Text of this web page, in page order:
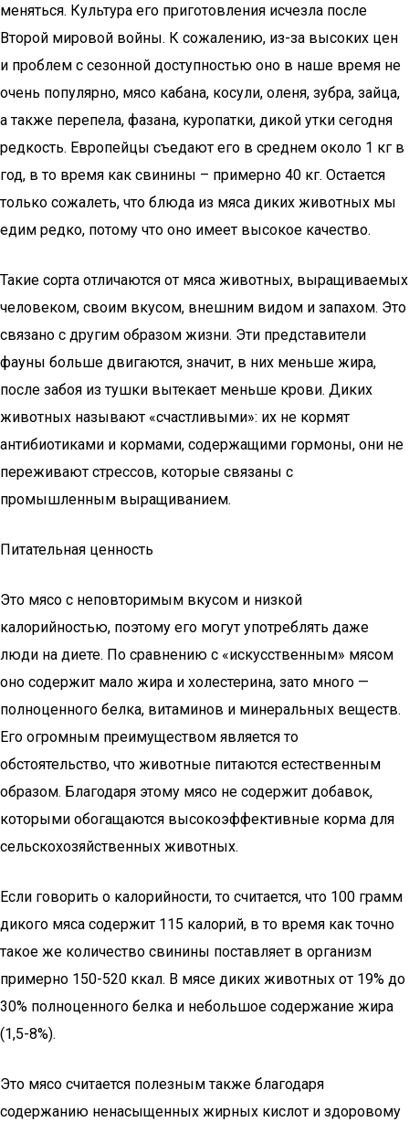
меняться. Культура его приготовления исчезла после
Второй мировой войны. К сожалению, из-за высоких цен
и проблем с сезонной доступностью оно в наше время не
очень популярно, мясо кабана, косули, оленя, зубра, зайца,
а также перепела, фазана, куропатки, дикой утки сегодня
редкость. Европейцы съедают его в среднем около 1 кг в
год, в то время как свинины – примерно 40 кг. Остается
только сожалеть, что блюда из мяса диких животных мы
едим редко, потому что оно имеет высокое качество.
Такие сорта отличаются от мяса животных, выращиваемых
человеком, своим вкусом, внешним видом и запахом. Это
связано с другим образом жизни. Эти представители
фауны больше двигаются, значит, в них меньше жира,
после забоя из тушки вытекает меньше крови. Диких
животных называют «счастливыми»: их не кормят
антибиотиками и кормами, содержащими гормоны, они не
переживают стрессов, которые связаны с
промышленным выращиванием.
Питательная ценность
Это мясо с неповторимым вкусом и низкой
калорийностью, поэтому его могут употреблять даже
люди на диете. По сравнению с «искусственным» мясом
оно содержит мало жира и холестерина, зато много —
полноценного белка, витаминов и минеральных веществ.
Его огромным преимуществом является то
обстоятельство, что животные питаются естественным
образом. Благодаря этому мясо не содержит добавок,
которыми обогащаются высокоэффективные корма для
сельскохозяйственных животных.
Если говорить о калорийности, то считается, что 100 грамм
дикого мяса содержит 115 калорий, в то время как точно
такое же количество свинины поставляет в организм
примерно 150-520 ккал. В мясе диких животных от 19% до
30% полноценного белка и небольшое содержание жира
(1,5-8%).
Это мясо считается полезным также благодаря
содержанию ненасыщенных жирных кислот и здоровому